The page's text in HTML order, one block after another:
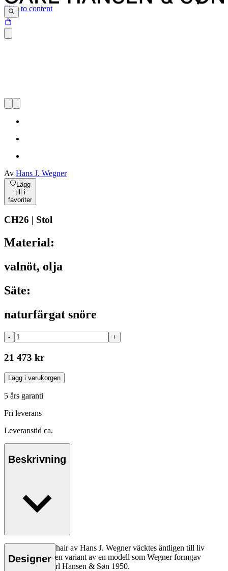
Skip to content
Av Hans J. Wegner
Lägg
till i
favoriter
CH26 | Stol
Material:
valnöt, olja
Säte:
naturfärgat snöre
- +
21 473 kr
Lägg i varukorgen
5 års garanti
Fri leverans
Leveranstid ca.
Beskrivning
CH26 Dining Chair av Hans J. Wegner väcktes äntligen till liv
2016. Stolen är en variant av en modell som Wegner formgav
exklusivt för Carl Hansen & Søn 1950.
Designer